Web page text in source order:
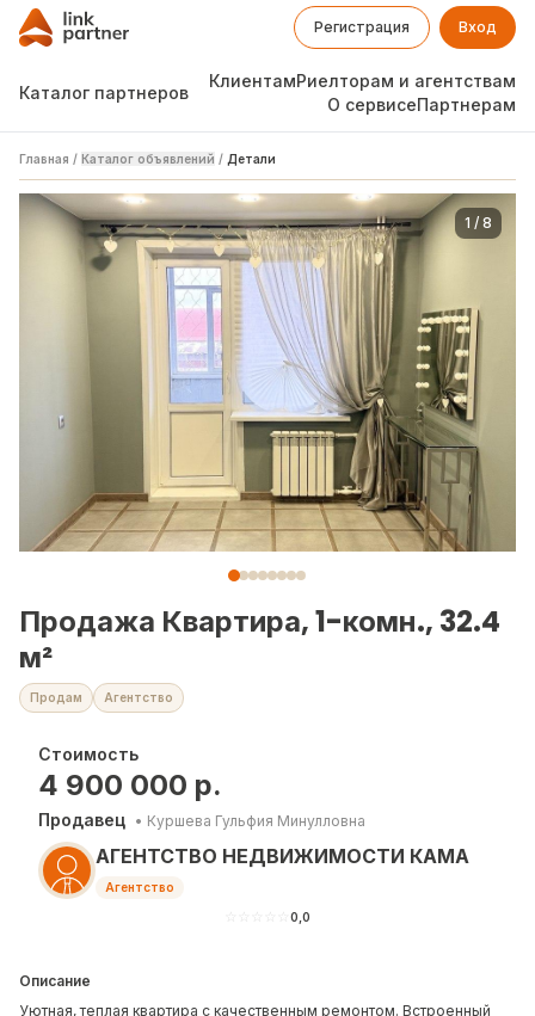
Регистрация Вход
Каталог партнеров
КлиентамРиелторам и агентствам
О сервисеПартнерам
Главная / Каталог объявлений / Детали
1 / 8
Продажа Квартира, 1-комн., 32.4
м²
Продам Агентство
Стоимость
4 900 000 р.
Продавец • Куршева Гульфия Минулловна
АГЕНТСТВО НЕДВИЖИМОСТИ КАМА
Агентство
0,0
Описание
Уютная, теплая квартира с качественным ремонтом. Встроенный